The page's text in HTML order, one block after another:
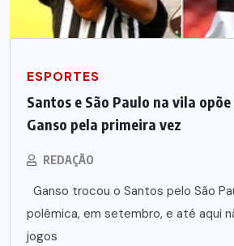
ESPORTES
Santos e São Paulo na vila
Ganso pela primeira vez
REDAÇÃO
Ganso trocou o Santos pelo São
polêmica, em setembro, e até aqui
jogos